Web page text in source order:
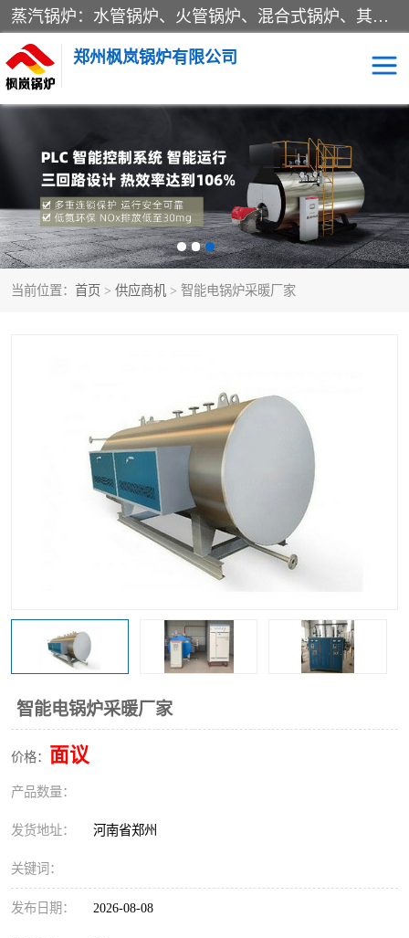
蒸汽锅炉：水管锅炉、火管锅炉、混合式锅炉、其他蒸汽锅炉； 热水锅炉：家用型集中供暖用热水锅炉、其他热水锅炉； 有机热载体锅炉； 船用蒸汽锅炉； （锅炉用辅助设备及装置）蒸汽冷凝器：表面冷凝器、混合式冷凝器、空冷式冷凝器、其他蒸汽冷凝器； 锅炉用辅助设备：节热器、蒸汽收集器、蓄能器、烟垢清除器、气体回收器、泥渣刮除器、空气预热器、其他锅炉用辅助设备；
郑州枫岚锅炉有限公司
当前位置： 首页 > 供应商机 > 智能电锅炉采暖厂家
智能电锅炉采暖厂家
价格： 面议
产品数量：
发货地址： 河南省郑州
关键词：
发布日期： 2026-08-08